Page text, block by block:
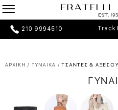
210 9994510 Track
ΑΡΧΙΚΗ / ΓΥΝΑΙΚΑ /ΤΣΑΝΤΕΣ &